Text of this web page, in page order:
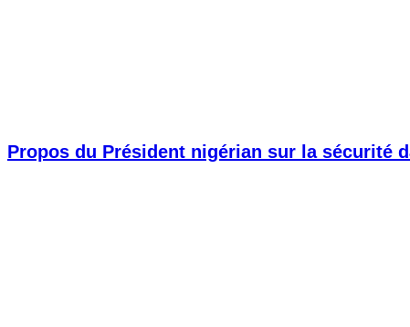
Propos du Président nigérian sur la sécurité